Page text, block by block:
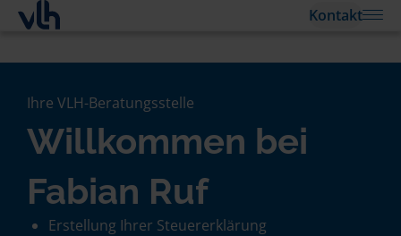
Kontakt
Ihre VLH-Beratungsstelle
Willkommen bei
Fabian Ruf
Erstellung Ihrer Steuererklärung